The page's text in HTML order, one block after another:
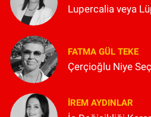
Lupercalia veya
FATMA GÜL TEKE
Çerçioğlu Niye
İREM AYDINLAR